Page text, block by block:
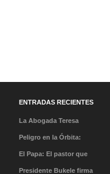
ENTRADAS RECIENTES
La Abogada Teresa
Stella Mera Gómez es la
Peligro en la Órbita:
¿Qué es la «Basura
El Papa: El pastor que
caminó en la tormenta y
Presidente Bukele firma